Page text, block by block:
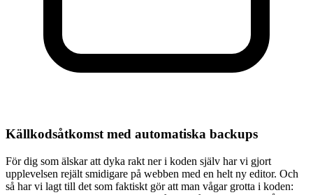
Källkodsåtkomst med automatiska backups
För dig som älskar att dyka rakt ner i koden själv har vi gjort
upplevelsen rejält smidigare på webben med en helt ny editor. Och
så har vi lagt till det som faktiskt gör att man vågar grotta i koden: